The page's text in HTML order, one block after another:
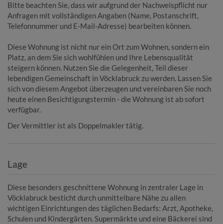
Bitte beachten Sie, dass wir aufgrund der Nachweispflicht nur
Anfragen mit vollständigen Angaben (Name, Postanschrift,
Telefonnummer und E-Mail-Adresse) bearbeiten können.
Diese Wohnung ist nicht nur ein Ort zum Wohnen, sondern ein
Platz, an dem Sie sich wohlfühlen und Ihre Lebensqualität
steigern können. Nutzen Sie die Gelegenheit, Teil dieser
lebendigen Gemeinschaft in Vöcklabruck zu werden. Lassen Sie
sich von diesem Angebot überzeugen und vereinbaren Sie noch
heute einen Besichtigungstermin - die Wohnung ist ab sofort
verfügbar.
Der Vermittler ist als Doppelmakler tätig.
Lage
Diese besonders geschnittene Wohnung in zentraler Lage in
Vöcklabruck besticht durch unmittelbare Nähe zu allen
wichtigen Einrichtungen des täglichen Bedarfs: Arzt, Apotheke,
Schulen und Kindergärten. Supermärkte und eine Bäckerei sind